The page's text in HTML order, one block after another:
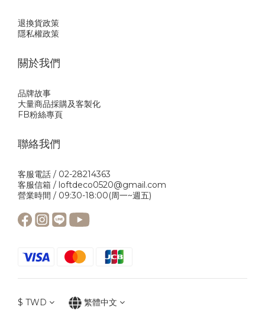
退換貨政策
隱私權政策
關於我們
品牌故事
大量商品採購及客製化
FB粉絲專頁
聯絡我們
客服電話 / 02-28214363
客服信箱 / loftdeco0520@gmail.com
營業時間 / 09:30-18:00(周一~週五)
$ TWD 繁體中文